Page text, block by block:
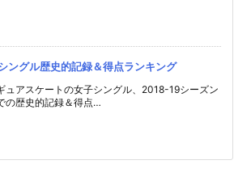
ングル歴史的記録＆得点ランキング
ュアスケートの女子シングル、2018-19シーズン
の歴史的記録＆得点…